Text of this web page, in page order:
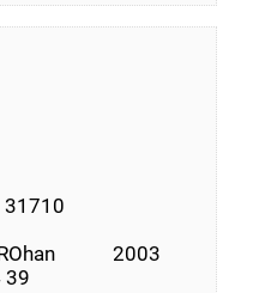
31710
2003
39